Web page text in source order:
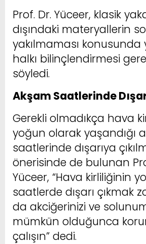
Prof. Dr. Yüceer, klasik
dışındaki materyallerin
yakılmaması konusunda
halkı bilinçlendirmesi
söyledi.
Akşam Saatlerinde
Gerekli olmadıkça hava
yoğun olarak yaşandığı
saatlerinde dışarıya
önerisinde de bulunan
Yüceer, “Hava kirliliğinin
saatlerde dışarı çıkmak
da akciğerinizi ve solunum
mümkün olduğunca
çalışın” dedi.